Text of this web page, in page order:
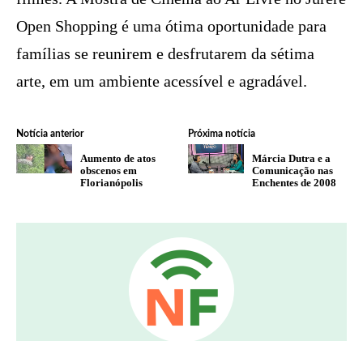
Open Shopping é uma ótima oportunidade para
famílias se reunirem e desfrutarem da sétima
arte, em um ambiente acessível e agradável.
Notícia anterior
Aumento de atos
obscenos em
Florianópolis
Próxima notícia
Márcia Dutra e a
Comunicação nas
Enchentes de 2008